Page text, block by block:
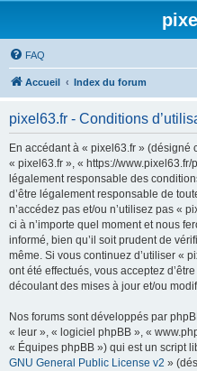
FAQ
Accueil Index du forum
pixel63.fr - Conditions
En accédant à « pixel63.fr » (désigné
« pixel63.fr », « https://www.pixel63.fr/
légalement responsable des
d’être légalement responsable de
n’accédez pas et/ou n’utilisez pas «
ci à n’importe quel moment et nous
informé, bien qu’il soit prudent de
même. Si vous continuez d’utiliser «
ont été effectués, vous acceptez
découlant des mises à jour et/ou
Nos forums sont développés par
« leur », « logiciel phpBB », «
« Équipes phpBB ») qui est un script
GNU General Public License v2 »